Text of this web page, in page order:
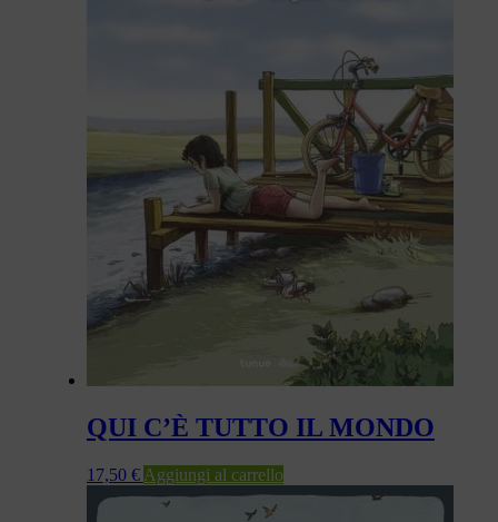
QUI C’È TUTTO IL MONDO
17,50 € Aggiungi al carrello